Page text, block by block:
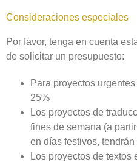
Consideraciones especiales
Por favor, tenga en cuenta
de solicitar un presupuesto:
Para proyectos
25%
Los proyectos de
fines de semana (a
en días festivos,
Los proyectos de